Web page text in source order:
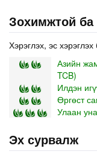
Зохимжтой ба
Хэрэглэх, эс хэрэглэх
Азийн
TCB)
Илдэн
Өргөст
Улаан
Эх сурвалж